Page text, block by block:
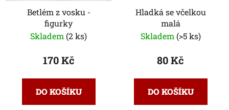
Betlém z vosku -
figurky
Skladem (2 ks)
170 Kč
DO KOŠÍKU
Hladká se včelkou
malá
Skladem (>5 ks)
80 Kč
DO KOŠÍKU